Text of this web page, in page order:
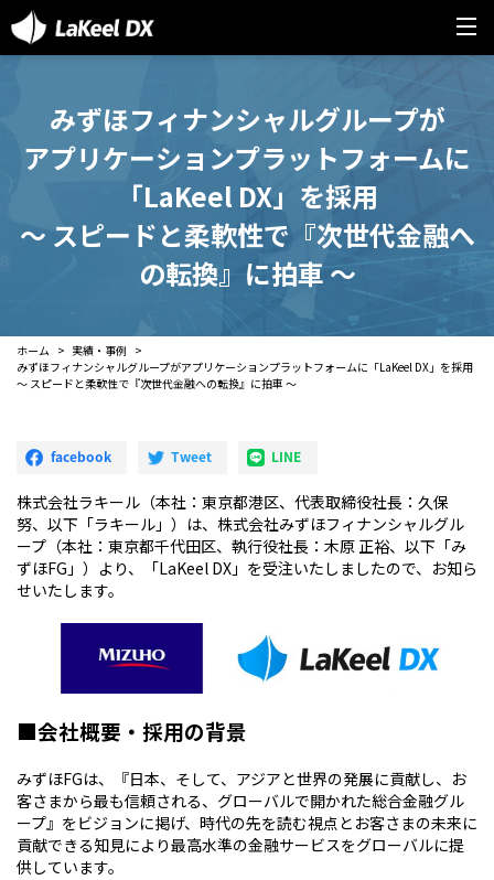
みずほフィナンシャルグループが
アプリケーションプラットフォームに
「LaKeel DX」を採用
～ スピードと柔軟性で『次世代金融へ
の転換』に拍車 ～
ホーム
実績・事例
みずほフィナンシャルグループがアプリケーションプラットフォームに「LaKeel DX」を採用
～ スピードと柔軟性で『次世代金融への転換』に拍車 ～
株式会社ラキール（本社：東京都港区、代表取締役社長：久保
努、以下「ラキール」）は、株式会社みずほフィナンシャルグル
ープ（本社：東京都千代田区、執行役社長：木原 正裕、以下「み
ずほFG」）より、「LaKeel DX」を受注いたしましたので、お知ら
せいたします。
■会社概要・採用の背景
みずほFGは、『日本、そして、アジアと世界の発展に貢献し、お
客さまから最も信頼される、グローバルで開かれた総合金融グル
ープ』をビジョンに掲げ、時代の先を読む視点とお客さまの未来に
貢献できる知見により最高水準の金融サービスをグローバルに提
供しています。